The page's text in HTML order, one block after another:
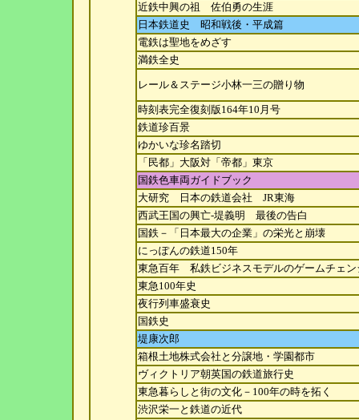
近鉄中興の祖 佐伯勇の生涯
日本鉄道史 昭和戦後・平成篇
電鉄は聖地をめざす
満鉄全史
レール＆ステージ小林一三の贈り物
時刻表完全復刻版164年10月号
鉄道珍百景
ゆかいな珍名踏切
「民都」大阪対「帝都」東京
国鉄色車両ガイドブック
大研究 日本の鉄道会社 JR東海
西武王国の興亡-堤義明 最後の告白
国鉄－「日本最大の企業」の栄光と崩壊
にっぽんの鉄道150年
東急百年 私鉄ビジネスモデルのゲームチェン
東急100年史
夜行列車盛衰史
国鉄史
堤康次郎
箱根土地株式会社と分譲地・学園都市
ヴィクトリア朝英国の鉄道旅行史
東急暮らしと街の文化－100年の時を拓く
渋沢栄一と鉄道の近代